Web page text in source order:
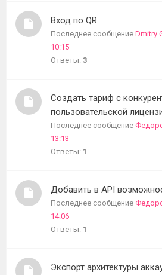
Вход по QR
Последнее сообщение Dmitry
10:15
Ответы: 3
Создать тариф c
пользовательской
Последнее сообщение
13:13
Ответы: 1
Добавить в API
Последнее сообщение
14:06
Ответы: 1
Экспорт архитектуры